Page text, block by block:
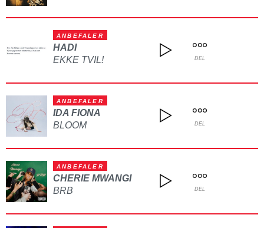
ANBEFALER
HADI
EKKE TVIL!
DEL
ANBEFALER
IDA FIONA
BLOOM
DEL
ANBEFALER
CHERIE MWANGI
BRB
DEL